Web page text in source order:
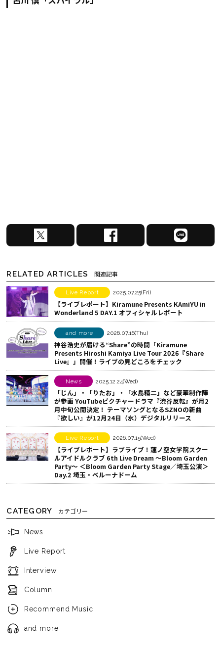
X
で
ア
す
る
F
a
b
o
o
k
で
シ
ェ
ア
す
る
L
I
シ
ェ
ア
る
RELATED ARTICLES 関連記事
Live Report 2025.07.25(Fri)
【ライブレポート】Kiramune Presents KAmiYU in
Wonderland 5 DAY.1 オフィシャルレポート
and more 2026.07.16(Thu)
神谷浩史が届ける“Share”の時間――「Kiramune
Presents Hiroshi Kamiya Live Tour 2026『Share
Live』」開催！ライブの見どころをチェック
News 2025.12.24(Wed)
「じん」・「りたお」・「水島精二」など豪華制作陣
が参画 YouTubeピクチャードラマ『渋谷反転』が月2
月中旬公開決定！ テーマソングとなるSZNOの新曲
『欲しい』が12月24日（水）デジタルリリース
Live Report 2026.07.15(Wed)
【ライブレポート】ラブライブ！蓮ノ空女学院スクー
ルアイドルクラブ 6th Live Dream ～Bloom Garden
Party～ ＜Bloom Garden Party Stage／埼玉公演＞
Day.2 埼玉・ベルーナドーム
CATEGORY カテゴリー
News
Live Report
Interview
Column
Recommend Music
and more